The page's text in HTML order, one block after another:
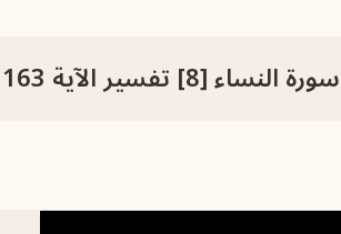
163 إلى آخر السورة